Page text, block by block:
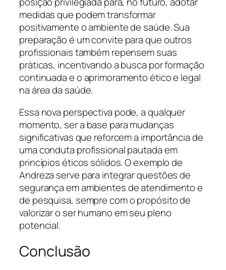
medidas que podem transformar
positivamente o ambiente de saúde. Sua
preparação é um convite para que outros
profissionais também repensem suas
práticas, incentivando a busca por formação
continuada e o aprimoramento ético e legal
na área da saúde.
Essa nova perspectiva pode, a qualquer
momento, ser a base para mudanças
significativas que reforcem a importância de
uma conduta profissional pautada em
princípios éticos sólidos. O exemplo de
Andreza serve para integrar questões de
segurança em ambientes de atendimento e
de pesquisa, sempre com o propósito de
valorizar o ser humano em seu pleno
potencial.
Conclusão